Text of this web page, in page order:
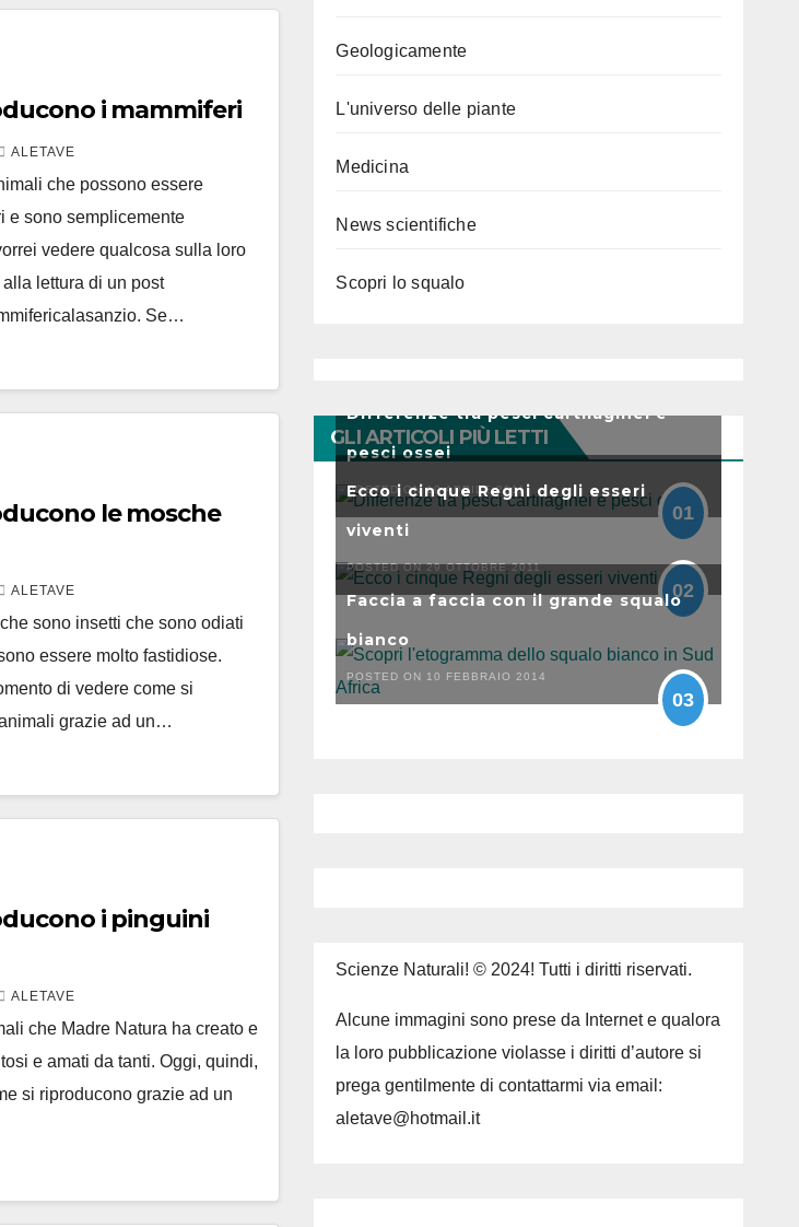
i mammiferi
ALETAVE
che possono essere
e sono semplicemente
vedere qualcosa sulla loro
lettura di un post
Se…
le mosche
ALETAVE
sono insetti che sono odiati
essere molto fastidiose.
di vedere come si
grazie ad un…
i pinguini
ALETAVE
che Madre Natura ha creato e
e amati da tanti. Oggi, quindi,
si riproducono grazie ad un
Geologicamente
L'universo delle piante
Medicina
News scientifiche
Scopri lo squalo
GLI ARTICOLI PIÙ LETTI
Differenze tra pesci cartilaginei e
pesci ossei
POSTED ON 19 APRILE 2011
01
Ecco i cinque Regni degli esseri
viventi
POSTED ON 29 OTTOBRE 2011
02
Faccia a faccia con il grande squalo
bianco
POSTED ON 10 FEBBRAIO 2014
03
Scienze Naturali! © 2024! Tutti i diritti riservati.
Alcune immagini sono prese da Internet e qualora
la loro pubblicazione violasse i diritti d’autore si
prega gentilmente di contattarmi via email:
aletave@hotmail.it